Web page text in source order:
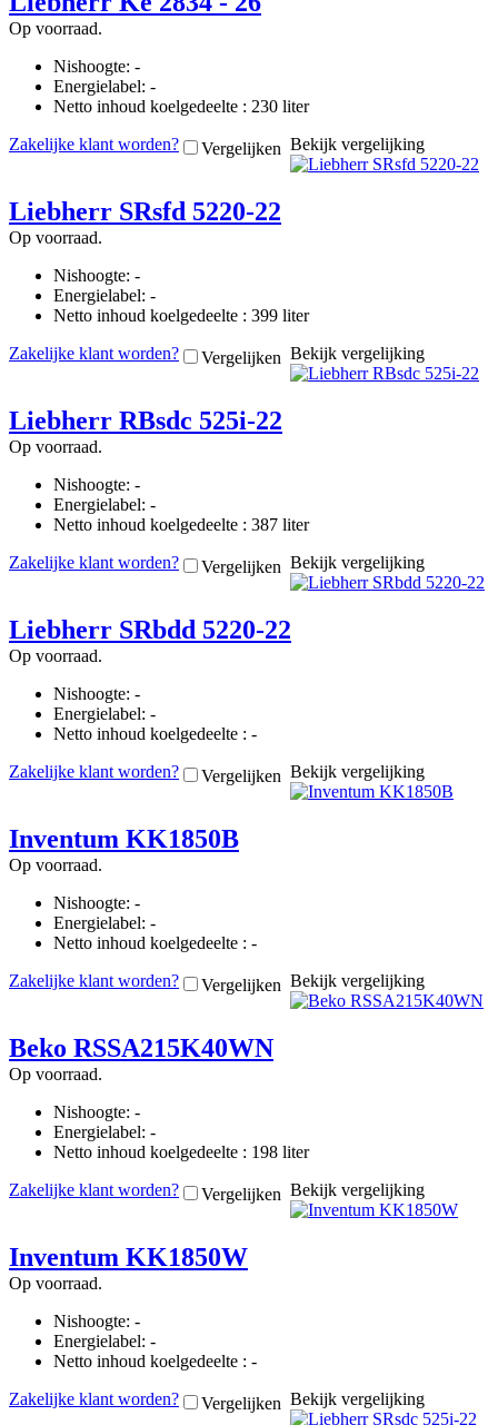
Op voorraad.
Nishoogte: -
Energielabel: -
Netto inhoud koelgedeelte : 230 liter
Zakelijke klant worden?
Vergelijken Bekijk vergelijking
Liebherr SRsfd 5220-22
Op voorraad.
Nishoogte: -
Energielabel: -
Netto inhoud koelgedeelte : 399 liter
Zakelijke klant worden?
Vergelijken Bekijk vergelijking
Liebherr RBsdc 525i-22
Op voorraad.
Nishoogte: -
Energielabel: -
Netto inhoud koelgedeelte : 387 liter
Zakelijke klant worden?
Vergelijken Bekijk vergelijking
Liebherr SRbdd 5220-22
Op voorraad.
Nishoogte: -
Energielabel: -
Netto inhoud koelgedeelte : -
Zakelijke klant worden?
Vergelijken Bekijk vergelijking
Inventum KK1850B
Op voorraad.
Nishoogte: -
Energielabel: -
Netto inhoud koelgedeelte : -
Zakelijke klant worden?
Vergelijken Bekijk vergelijking
Beko RSSA215K40WN
Op voorraad.
Nishoogte: -
Energielabel: -
Netto inhoud koelgedeelte : 198 liter
Zakelijke klant worden?
Vergelijken Bekijk vergelijking
Inventum KK1850W
Op voorraad.
Nishoogte: -
Energielabel: -
Netto inhoud koelgedeelte : -
Zakelijke klant worden?
Vergelijken Bekijk vergelijking